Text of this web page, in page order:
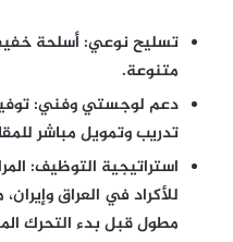
تسليح نوعي:أسلحة
متنوعة.
دعم لوجستي وفني:
تدريب وتمويل مباشر
استراتيجية التوظيف:
للأكراد في العراق
مطول قبل بدء التحرك